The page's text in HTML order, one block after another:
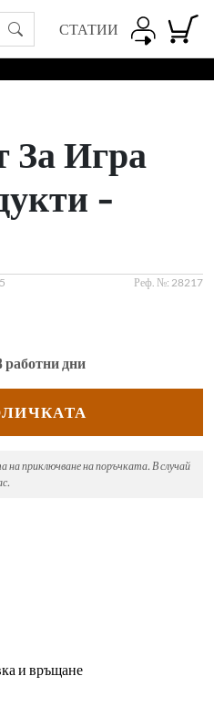
СТАТИИ
За Игра
-
Реф. №: 28217
работни дни
приключване на поръчката. В случай
и връщане